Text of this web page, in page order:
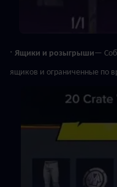
· Ящики и розыгрыши—
ящиков и ограниченные по